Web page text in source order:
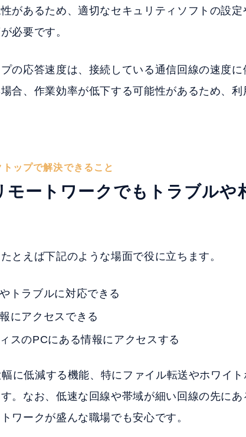
があるため、適切なセキュリティソフトの設定
必要です。
の応答速度は、接続している通信回線の速度
合、作業効率が低下する可能性があるため、
ップで解決できること
モートワークでもトラブルや
とえば下記のような場面で役に立ちます。
トラブルに対応できる
にアクセスできる
スのPCにある情報にアクセスする
に低減する機能、特にファイル転送やホワイ
。なお、低速な回線や帯域が細い回線の先に
ワークが盛んな職場でも安心です。